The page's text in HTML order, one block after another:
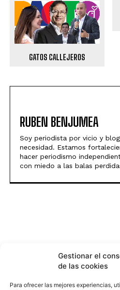
Gestionar el
de las cookies
Para ofrecer las mejores experiencias,
GATOS CALLEJEROS
RUBEN BENJUMEA
Soy periodista por vicio y
necesidad. Estamos
hacer periodismo
con miedo a las balas